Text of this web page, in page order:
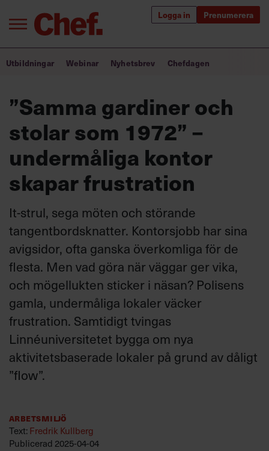
Logga in Prenumerera
Annonsera
Om oss
Kontakta oss
Kundservice
Villkor och policy för
personuppgiftsbehandling
Sök
efter:
Bra ledare förändrar världen
Utbildning för ledare
Chefakademin+
Populära utbildningar
Utbildningar Webinar Nyhetsbrev Chefdagen
”Samma gardiner och
stolar som 1972” –
undermåliga kontor
skapar frustration
It-strul, sega möten och störande
tangentbordsknatter. Kontorsjobb har sina
avigsidor, ofta ganska överkomliga för de
flesta. Men vad göra när väggar ger vika,
och mögellukten sticker i näsan? Polisens
gamla, undermåliga lokaler väcker
frustration. Samtidigt tvingas
Linnéuniversitetet bygga om nya
aktivitetsbaserade lokaler på grund av dåligt
”flow”.
Arbetsmiljö
Text:Fredrik Kullberg
Publicerad 2025-04-04